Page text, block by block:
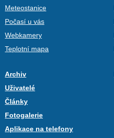
Meteostanice
Počasí u vás
Webkamery
Teplotní mapa
Archiv
Uživatelé
Články
Fotogalerie
Aplikace na telefony